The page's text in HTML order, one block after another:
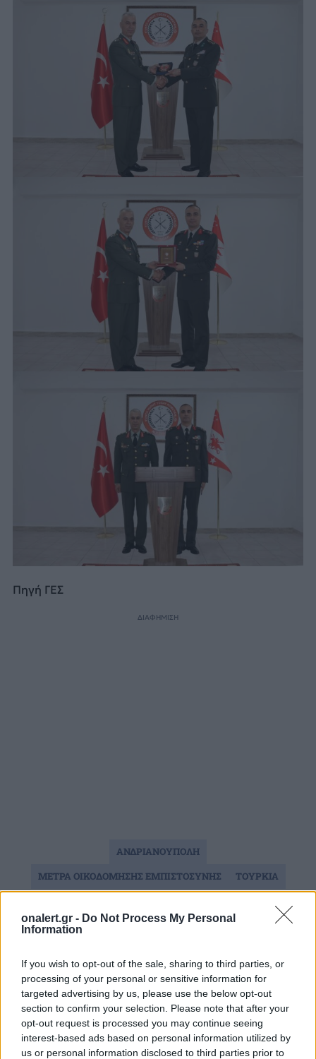
onalert.gr - Do Not Process My Personal
Information
If you wish to opt-out of the sale, sharing to third parties, or
processing of your personal or sensitive information for
targeted advertising by us, please use the below opt-out
section to confirm your selection. Please note that after your
opt-out request is processed you may continue seeing
interest-based ads based on personal information utilized by
us or personal information disclosed to third parties prior to
Διάβασε επίσης
Πηγή ΓΕΣ
ΔΙΑΦΗΜΙΣΗ
Ακολουθήστε το onalert.gr στοGoogle
ΑΝΔΡΙΑΝΟΥΠΟΛΗ
ΜΕΤΡΑ ΟΙΚΟΔΟΜΗΣΗΣ ΕΜΠΙΣΤΟΣΥΝΗΣ
ΤΟΥΡΚΙΑ